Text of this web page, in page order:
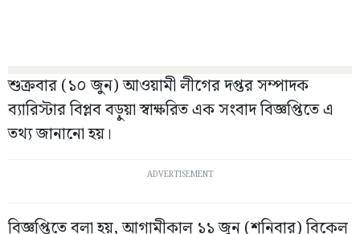
শুক্রবার (১০ জুন) আওয়ামী লীগের দপ্তর সম্পাদক
ব্যারিস্টার বিপ্লব বড়ুয়া স্বাক্ষরিত এক সংবাদ বিজ্ঞপ্তিতে এ
তথ্য জানানো হয়।‌
ADVERTISEMENT
বিজ্ঞপ্তিতে বলা হয়, আগামীকাল ১১ জুন (শনিবার) বিকেল